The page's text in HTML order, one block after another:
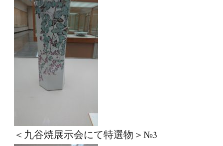
＜九谷焼展示会にて特選物＞№3